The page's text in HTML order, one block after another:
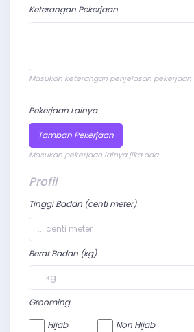
Keterangan Pekerjaan
Masukan keterangan penjelasan pekerjaan
Pekerjaan Lainya
Tambah Pekerjaan
Masukan pekerjaan lainya jika ada
Profil
Tinggi Badan (centi meter)
Berat Badan (kg)
Grooming
Hijab
Non Hijab